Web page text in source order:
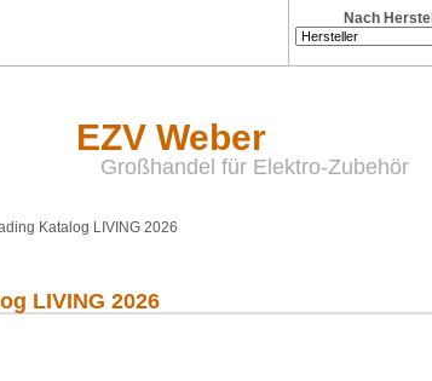
Nach
EZV Weber
Großhandel für Elektro-Zubehör
Katalog LIVING 2026
LIVING 2026